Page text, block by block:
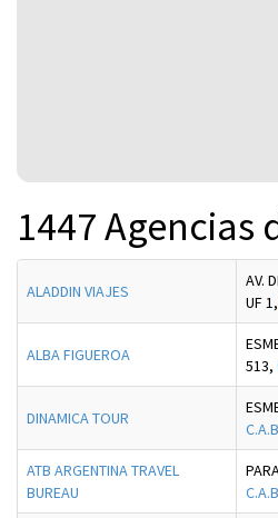
1447 Agencias
ALADDIN VIAJES
AV.
UF 1,
ALBA FIGUEROA
513,
DINAMICA TOUR
ATB ARGENTINA TRAVEL
BUREAU